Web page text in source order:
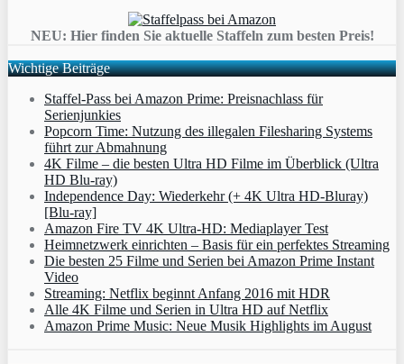
NEU: Hier finden Sie aktuelle Staffeln zum besten Preis!
Wichtige Beiträge
Staffel-Pass bei Amazon Prime: Preisnachlass für
Serienjunkies
Popcorn Time: Nutzung des illegalen Filesharing Systems
führt zur Abmahnung
4K Filme – die besten Ultra HD Filme im Überblick (Ultra
HD Blu-ray)
Independence Day: Wiederkehr (+ 4K Ultra HD-Bluray)
[Blu-ray]
Amazon Fire TV 4K Ultra-HD: Mediaplayer Test
Heimnetzwerk einrichten – Basis für ein perfektes Streaming
Die besten 25 Filme und Serien bei Amazon Prime Instant
Video
Streaming: Netflix beginnt Anfang 2016 mit HDR
Alle 4K Filme und Serien in Ultra HD auf Netflix
Amazon Prime Music: Neue Musik Highlights im August